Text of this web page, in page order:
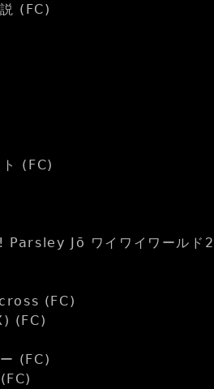
(FC)
(FC)
Jō ワイワイワールド
(FC)
(FC)
(FC)